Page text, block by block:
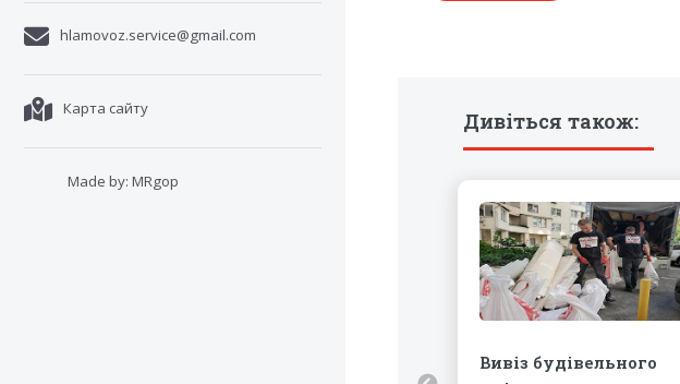
Дивіться також:
Вивіз будівельного
hlamovoz.service@gmail.com
Карта сайту
Made by: MRgop